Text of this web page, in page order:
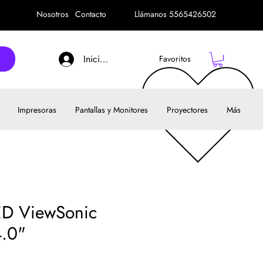
Nosotros Contacto Llámanos 5565426502
Iniciar sesión Favoritos
Impresoras Pantallas y Monitores Proyectores Más
ViewSonic